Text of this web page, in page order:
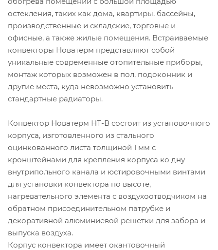
остекления, таких как дома, квартиры, бассейны,
производственные и складские, торговые и
офисные, а также жилые помещения. Встраиваемые
конвекторы Новатерм представляют собой
уникальные современные отопительные приборы,
монтаж которых возможен в пол, подоконник и
другие места, куда невозможно установить
стандартные радиаторы.
Конвектор Новатерм НТ-В состоит из установочного
корпуса, изготовленного из стального
оцинкованного листа толщиной 1 мм с
кронштейнами для крепления корпуса ко дну
внутрипольного канала и юстировочными винтами
для установки конвектора по высоте,
нагревательного элемента с воздухоотводчиком на
обратном присоединительном патрубке и
декоративной алюминиевой решетки для забора и
выпуска воздуха.
Корпус конвектора имеет окантовочный